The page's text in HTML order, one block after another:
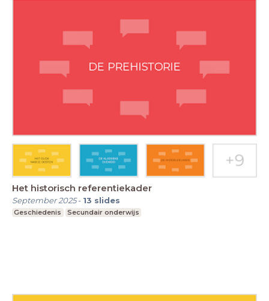
Het historisch referentiekader
September 2025- 13 slides
Geschiedenis Secundair onderwijs